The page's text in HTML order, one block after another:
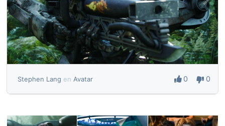
Stephen Lang en Avatar 0 0